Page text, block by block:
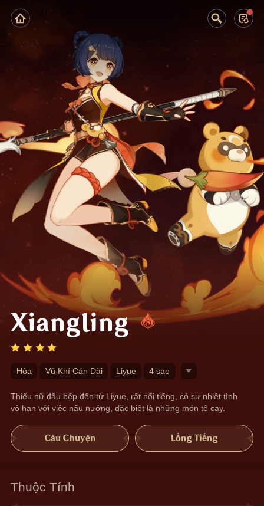
Xiangling
Hỏa Vũ Khí Cán Dài Liyue 4 sao
Thiếu nữ đầu bếp đến từ Liyue, rất nổi tiếng, có sự nhiệt tình
vô hạn với việc nấu nướng, đặc biệt là những món tê cay.
Câu Chuyện Lồng Tiếng
Thuộc Tính